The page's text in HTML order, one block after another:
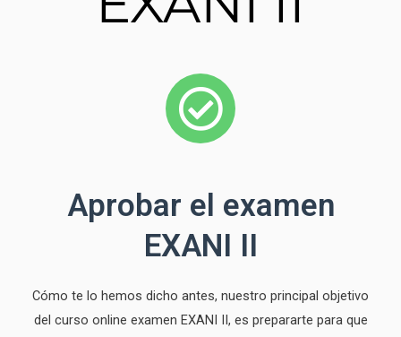
Aprobar el examen
EXANI II
Cómo te lo hemos dicho antes, nuestro principal objetivo
del curso online examen EXANI II, es prepararte para que